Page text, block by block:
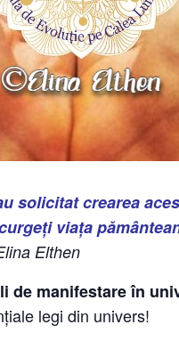
solicitat crearea
viața
Elthen
de manifestare în
legi din univers!